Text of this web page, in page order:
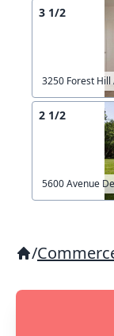
3 1/2
3250 Forest Hill
2 1/2
5600 Avenue
/